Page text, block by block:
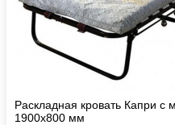
Раскладная кровать Капри с
1900х800 мм